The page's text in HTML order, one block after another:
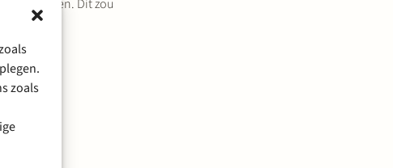
zoals
Dit zou